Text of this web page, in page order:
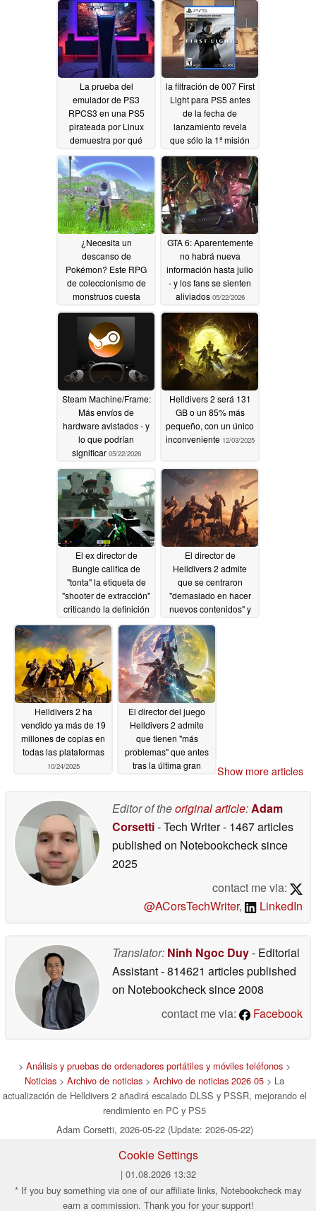
La prueba del
emulador de PS3
RPCS3 en una PS5
pirateada por Linux
demuestra por qué
juegos05/25/2026
la filtración de 007 First
Light para PS5 antes
de la fecha de
lanzamiento revela
que sólo la 1ª misión
05/22/2026
¿Necesita un
descanso de
Pokémon? Este RPG
de coleccionismo de
monstruos cuesta
de 60 $ en Steam
05/22/2026
GTA 6: Aparentemente
no habrá nueva
información hasta julio
- y los fans se sienten
aliviados 05/22/2026
Steam Machine/Frame:
Más envíos de
hardware avistados - y
lo que podrían
significar 05/22/2026
Helldivers 2 será 131
GB o un 85% más
pequeño, con un único
inconveniente 12/03/2025
El ex director de
Bungie califica de
"tonta" la etiqueta de
"shooter de extracción"
criticando la definición
Helldivers 2, Marathon
y Escape from Tarkov
11/12/2025
El director de
Helldivers 2 admite
que se centraron
"demasiado en hacer
nuevos contenidos" y
solucionar los
problemas
Helldivers 2 ha
vendido ya más de 19
millones de copias en
todas las plataformas
10/24/2025
El director del juego
Helldivers 2 admite
que tienen "más
problemas" que antes
tras la última gran
retrasa para mejorar la
Show more articles
Editor of theoriginal article:Adam
Corsetti- Tech Writer- 1467 articles
published on Notebookchecksince
2025
contact me via:
@ACorsTechWriter, LinkedIn
Translator: Ninh Ngoc Duy- Editorial
Assistant- 814621 articles published
on Notebookchecksince 2008
contact me via:
Facebook
> Análisis y pruebas de ordenadores portátiles y móviles teléfonos >
Noticias > Archivo de noticias > Archivo de noticias 2026 05 > La
actualización de Helldivers 2 añadirá escalado DLSS y PSSR, mejorando el
rendimiento en PC y PS5
Adam Corsetti, 2026-05-22 (Update: 2026-05-22)
Cookie Settings
| 01.08.2026 13:32
* If you buy something via one of our affiliate links, Notebookcheck may
earn a commission. Thank you for your support!